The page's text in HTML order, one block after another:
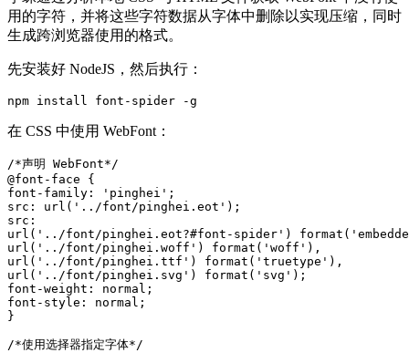
用的字符，并将这些字符数据从字体中删除以实现压缩，同时
生成跨浏览器使用的格式。
先安装好 NodeJS，然后执行：
npm install font-spider -g
在 CSS 中使用 WebFont：
/*声明 WebFont*/
@font-face {
font-family: 'pinghei';
src: url('../font/pinghei.eot');
src:
url('../font/pinghei.eot?#font-spider')
url('../font/pinghei.woff') format('woff'),
url('../font/pinghei.ttf') format('truetype'),
url('../font/pinghei.svg') format('svg');
font-weight: normal;
font-style: normal;
}
/*使用选择器指定字体*/